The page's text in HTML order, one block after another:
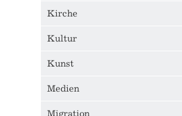
Kirche
Kultur
Kunst
Medien
Migration